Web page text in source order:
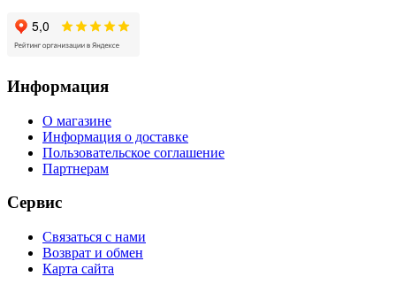
Информация
О магазине
Информация о доставке
Пользовательское соглашение
Партнерам
Сервис
Связаться с нами
Возврат и обмен
Карта сайта